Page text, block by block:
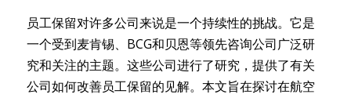
员工保留对许多公司来说是一个持续性的挑战。它是
一个受到麦肯锡、BCG和贝恩等领先咨询公司广泛研
究和关注的主题。这些公司进行了研究，提供了有关
公司如何改善员工保留的见解。本文旨在探讨在航空